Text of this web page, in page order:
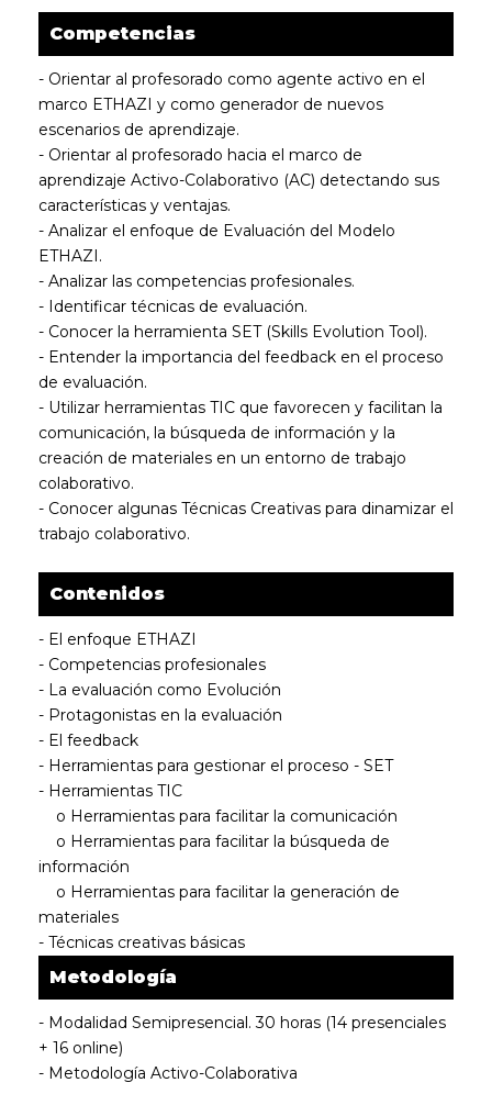
Competencias
- Orientar al profesorado como agente activo en el
marco ETHAZI y como generador de nuevos
escenarios de aprendizaje.
- Orientar al profesorado hacia el marco de
aprendizaje Activo-Colaborativo (AC) detectando sus
características y ventajas.
- Analizar el enfoque de Evaluación del Modelo
ETHAZI.
- Analizar las competencias profesionales.
- Identificar técnicas de evaluación.
- Conocer la herramienta SET (Skills Evolution Tool).
- Entender la importancia del feedback en el proceso
de evaluación.
- Utilizar herramientas TIC que favorecen y facilitan la
comunicación, la búsqueda de información y la
creación de materiales en un entorno de trabajo
colaborativo.
- Conocer algunas Técnicas Creativas para dinamizar el
trabajo colaborativo.
Contenidos
- El enfoque ETHAZI
- Competencias profesionales
- La evaluación como Evolución
- Protagonistas en la evaluación
- El feedback
- Herramientas para gestionar el proceso - SET
- Herramientas TIC
o Herramientas para facilitar la comunicación
o Herramientas para facilitar la búsqueda de
información
o Herramientas para facilitar la generación de
materiales
- Técnicas creativas básicas
Metodología
- Modalidad Semipresencial. 30 horas (14 presenciales
+ 16 online)
- Metodología Activo-Colaborativa